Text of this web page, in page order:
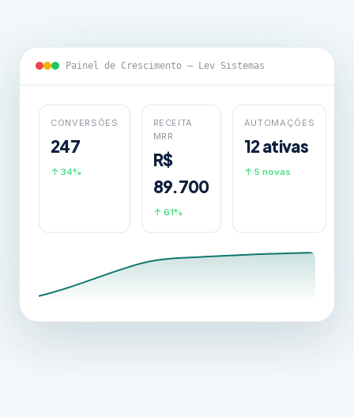
Painel de Crescimento — Lev Sistemas
CONVERSÕES
247
↑ 34%
RECEITA
MRR
R$
89.700
↑ 61%
AUTOMAÇÕES
12 ativas
↑ 5 novas